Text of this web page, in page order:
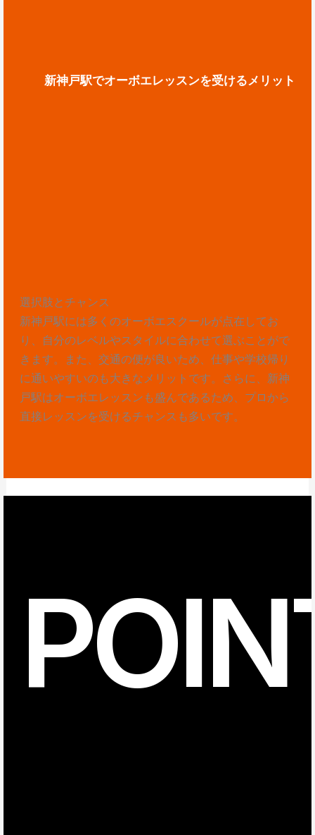
新神戸駅でオーボエレッスンを受けるメリット
選択肢とチャンス
新神戸駅には多くのオーボエスクールが点在してお
り、自分のレベルやスタイルに合わせて選ぶことがで
きます。また、交通の便が良いため、仕事や学校帰り
に通いやすいのも大きなメリットです。さらに、新神
戸駅はオーボエレッスンも盛んであるため、プロから
直接レッスンを受けるチャンスも多いです。